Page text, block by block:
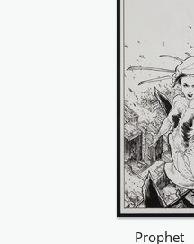
Prophet